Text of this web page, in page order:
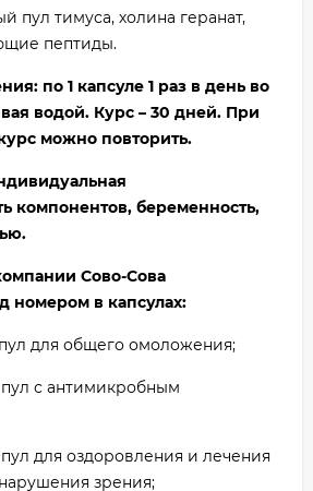
пул тимуса, холина геранат,
пептиды.
по 1 капсуле 1 раз в день во
водой. Курс – 30 дней. При
можно повторить.
компонентов, беременность,
Сово-Сова
номером в капсулах:
для общего омоложения;
с антимикробным
для оздоровления и лечения
зрения;